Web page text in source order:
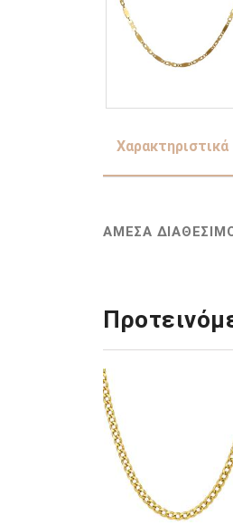
Χαρακτηριστικά
ΑΜΕΣΑ